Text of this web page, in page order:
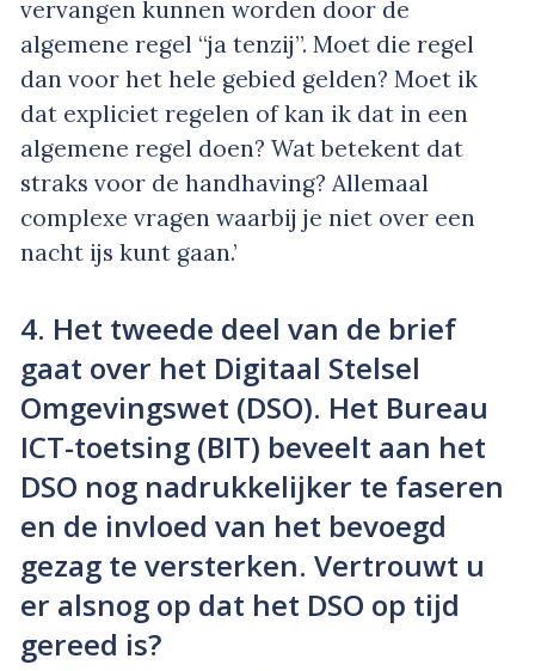
vervangen kunnen worden door de
algemene regel “ja tenzij”. Moet die regel
dan voor het hele gebied gelden? Moet ik
dat expliciet regelen of kan ik dat in een
algemene regel doen? Wat betekent dat
straks voor de handhaving? Allemaal
complexe vragen waarbij je niet over een
nacht ijs kunt gaan.’
4. Het tweede deel van de brief
gaat over het Digitaal Stelsel
Omgevingswet (DSO). Het Bureau
ICT-toetsing (BIT) beveelt aan het
DSO nog nadrukkelijker te faseren
en de invloed van het bevoegd
gezag te versterken. Vertrouwt u
er alsnog op dat het DSO op tijd
gereed is?